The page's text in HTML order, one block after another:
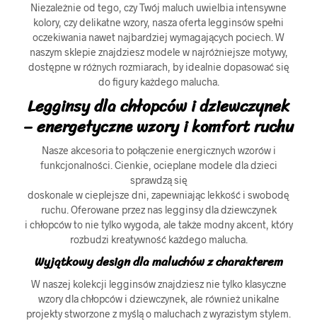
Niezależnie od tego, czy Twój maluch uwielbia intensywne
kolory, czy delikatne wzory, nasza oferta legginsów spełni
oczekiwania nawet najbardziej wymagających pociech. W
naszym sklepie znajdziesz modele w najróżniejsze motywy,
dostępne w różnych rozmiarach, by idealnie dopasować się
do figury każdego malucha.
Legginsy dla chłopców i dziewczynek
– energetyczne wzory i komfort ruchu
Nasze akcesoria to połączenie energicznych wzorów i
funkcjonalności. Cienkie, ocieplane modele dla dzieci
sprawdzą się
doskonale w cieplejsze dni, zapewniając lekkość i swobodę
ruchu. Oferowane przez nas legginsy dla dziewczynek
i chłopców to nie tylko wygoda, ale także modny akcent, który
rozbudzi kreatywność każdego malucha.
Wyjątkowy design dla maluchów z charakterem
W naszej kolekcji legginsów znajdziesz nie tylko klasyczne
wzory dla chłopców i dziewczynek, ale również unikalne
projekty stworzone z myślą o maluchach z wyrazistym stylem.